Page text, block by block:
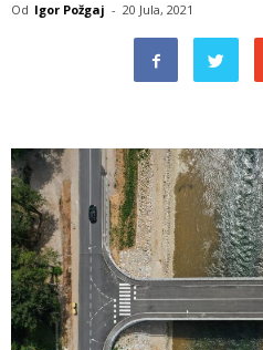
Od Igor Požgaj - 20 Jula, 2021